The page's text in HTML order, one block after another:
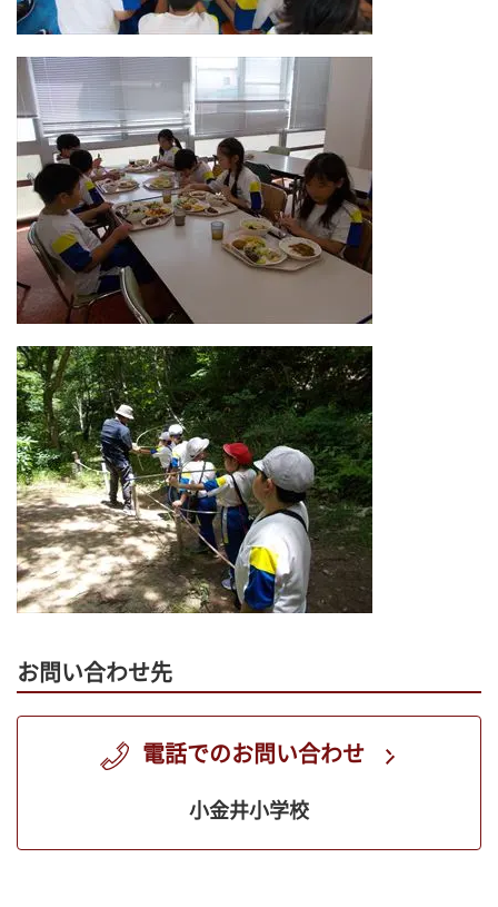
お問い合わせ先
電話でのお問い合わせ
小金井小学校